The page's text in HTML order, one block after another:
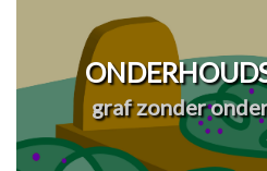
graf zonder